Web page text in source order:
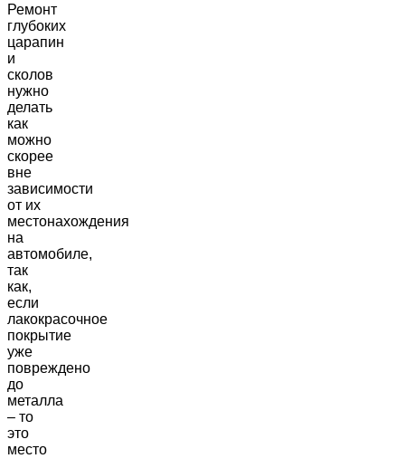
Ремонт
глубоких
царапин
и
сколов
нужно
делать
как
можно
скорее
вне
зависимости
от их
местонахождения
на
автомобиле,
так
как,
если
лакокрасочное
покрытие
уже
повреждено
до
металла
– то
это
место